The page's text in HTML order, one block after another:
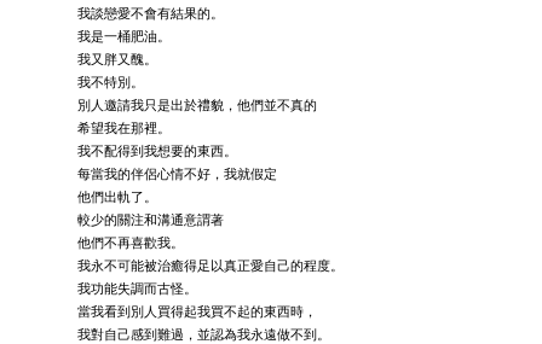
我談戀愛不會有結果的。
我是一桶肥油。
我又胖又醜。
我不特別。
別人邀請我只是出於禮貌，他們並不真的
希望我在那裡。
我不配得到我想要的東西。
每當我的伴侶心情不好，我就假定
他們出軌了。
較少的關注和溝通意謂著
他們不再喜歡我。
我永不可能被治癒得足以真正愛自己的程度。
我功能失調而古怪。
當我看到別人買得起我買不起的東西時，
我對自己感到難過，並認為我永遠做不到。